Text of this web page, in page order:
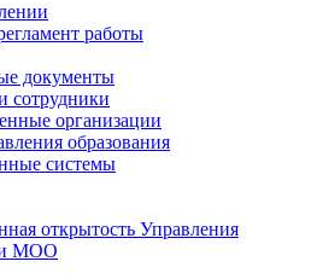
работы
документы
сотрудники
организации
образования
системы
открытость Управления
и МОО